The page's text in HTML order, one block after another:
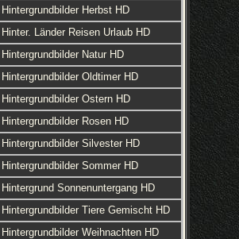
Hintergrundbilder Herbst HD
Hinter. Länder Reisen Urlaub HD
Hintergrundbilder Natur HD
Hintergrundbilder Oldtimer HD
Hintergrundbilder Ostern HD
Hintergrundbilder Rosen HD
Hintergrundbilder Silvester HD
Hintergrundbilder Sommer HD
Hintergrund Sonnenuntergang HD
Hintergrundbilder Tiere Gemischt HD
Hintergrundbilder Weihnachten HD